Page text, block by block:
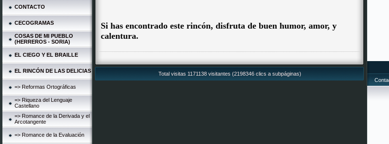
CONTACTO
CECOGRAMAS
COSAS DE MI PUEBLO
(HERREROS - SORIA)
EL CIEGO Y EL BRAILLE
EL RINCÓN DE LAS DELICIAS
=> Reformas Ortográficas
=> Riqueza del Lenguaje
Castellano
=> Romance de la Derivada y el
Arcotangente
=> Romance de la Evaluación
Si has encontrado este rincón, disfruta de buen humor, amor, y
calentura.
Total visitas 1171138 visitantes (2198346 clics a subpáginas)